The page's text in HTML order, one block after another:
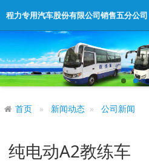
程力专用汽车股份有限公司销售五分公司
首页 新闻动态 公司新闻
纯电动A2教练车